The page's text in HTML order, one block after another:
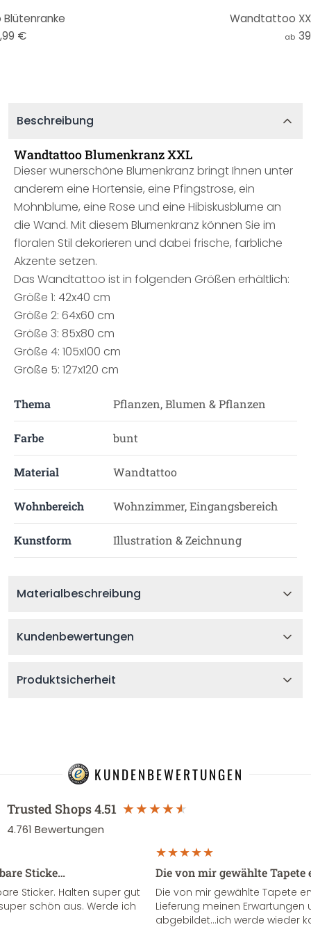
€
Wandtattoo
ab
Beschreibung
Wandtattoo Blumenkranz XXL
Dieser wunerschöne Blumenkranz bringt Ihnen unter
anderem eine Hortensie, eine Pfingstrose, ein
Mohnblume, eine Rose und eine Hibiskusblume an
die Wand. Mit diesem Blumenkranz können Sie im
floralen Stil dekorieren und dabei frische, farbliche
Akzente setzen.
Das Wandtattoo ist in folgenden Größen erhältlich:
Größe 1: 42x40 cm
Größe 2: 64x60 cm
Größe 3: 85x80 cm
Größe 4: 105x100 cm
Größe 5: 127x120 cm
Thema Pflanzen, Blumen & Pflanzen
Farbe bunt
Material Wandtattoo
Wohnbereich Wohnzimmer, Eingangsbereich
Kunstform Illustration & Zeichnung
Materialbeschreibung
Kundenbewertungen
Produktsicherheit
KUNDENBEWERTUNGEN
Trusted Shops4.51
4.761 Bewertungen
Sticke…
Sticker. Halten super gut
schön aus. Werde ich
Die von mir gewählte
Die von mir gewählte Tapete
Lieferung meinen Erwartungen
abgebildet...ich werde wieder